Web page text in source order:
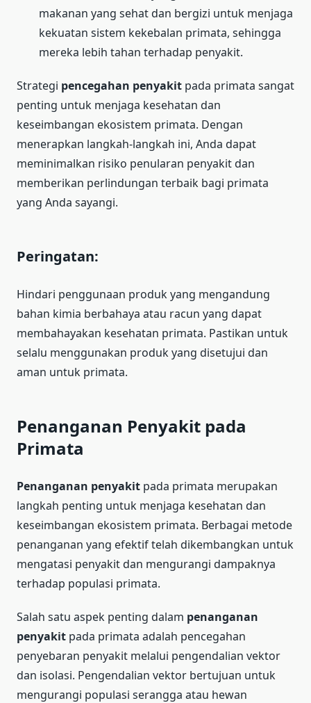
makanan yang sehat dan bergizi untuk menjaga
kekuatan sistem kekebalan primata, sehingga
mereka lebih tahan terhadap penyakit.
Strategi pencegahan penyakit pada primata sangat
penting untuk menjaga kesehatan dan
keseimbangan ekosistem primata. Dengan
menerapkan langkah-langkah ini, Anda dapat
meminimalkan risiko penularan penyakit dan
memberikan perlindungan terbaik bagi primata
yang Anda sayangi.
Peringatan:
Hindari penggunaan produk yang mengandung
bahan kimia berbahaya atau racun yang dapat
membahayakan kesehatan primata. Pastikan untuk
selalu menggunakan produk yang disetujui dan
aman untuk primata.
Penanganan Penyakit pada
Primata
Penanganan penyakit pada primata merupakan
langkah penting untuk menjaga kesehatan dan
keseimbangan ekosistem primata. Berbagai metode
penanganan yang efektif telah dikembangkan untuk
mengatasi penyakit dan mengurangi dampaknya
terhadap populasi primata.
Salah satu aspek penting dalam penanganan
penyakit pada primata adalah pencegahan
penyebaran penyakit melalui pengendalian vektor
dan isolasi. Pengendalian vektor bertujuan untuk
mengurangi populasi serangga atau hewan